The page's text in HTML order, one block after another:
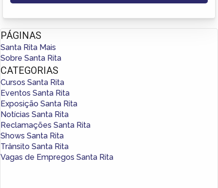
PÁGINAS
Santa Rita Mais
Sobre Santa Rita
CATEGORIAS
Cursos Santa Rita
Eventos Santa Rita
Exposição Santa Rita
Notícias Santa Rita
Reclamações Santa Rita
Shows Santa Rita
Trânsito Santa Rita
Vagas de Empregos Santa Rita